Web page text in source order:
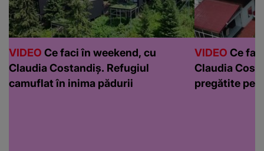
VIDEO Ce faci în weekend, cu
Claudia Costandiș. Refugiul
camuflat în inima pădurii
VIDEO Ce
Claudia
pregătite